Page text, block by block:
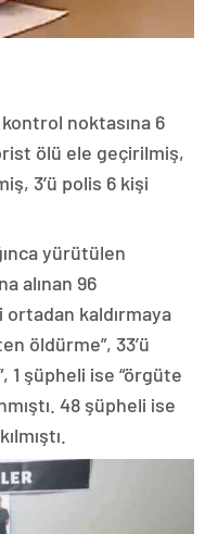
noktasına 6
ölü ele geçirilmiş,
3’ü polis 6 kişi
yürütülen
alınan 96
ortadan kaldırmaya
öldürme”, 33’ü
1 şüpheli ise “örgüte
48 şüpheli ise